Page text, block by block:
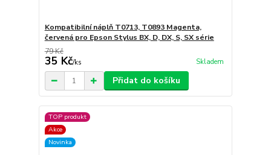
Kompatibilní náplň T0713, T0893 Magenta,
červená pro Epson Stylus BX, D, DX, S, SX série
79 Kč
35 Kč/ks Skladem
Přidat do košíku
TOP produkt
Akce
Novinka